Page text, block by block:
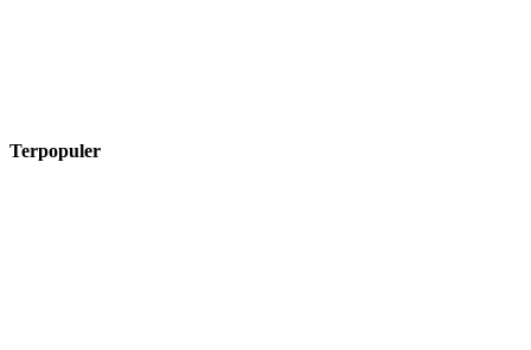
Terpopuler